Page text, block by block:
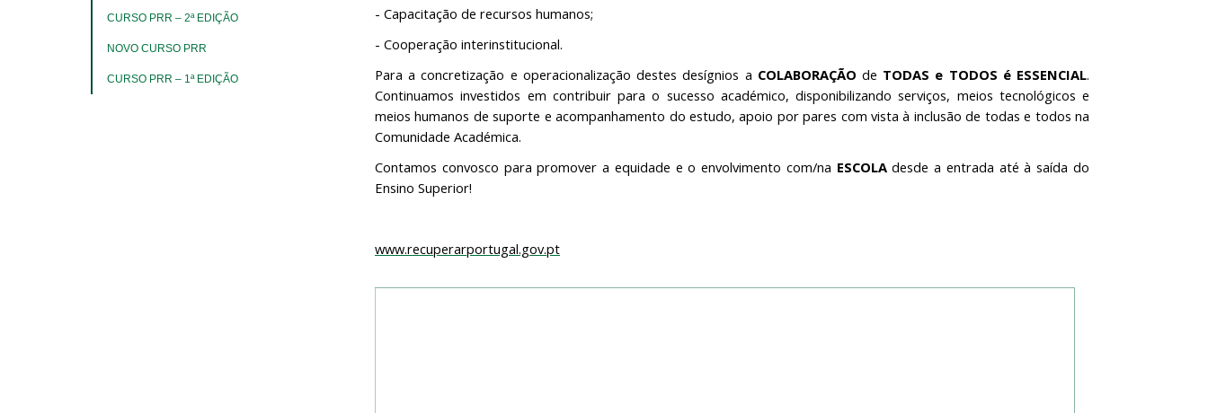
- Capacitação de recursos humanos;
- Cooperação interinstitucional.
Para a concretização e operacionalização destes desígnios a COLABORAÇÃO de TODAS e TODOS é ESSENCIAL.
Continuamos investidos em contribuir para o sucesso académico, disponibilizando serviços, meios tecnológicos e
meios humanos de suporte e acompanhamento do estudo, apoio por pares com vista à inclusão de todas e todos na
Comunidade Académica.
Contamos convosco para promover a equidade e o envolvimento com/na ESCOLAdesde a entrada até à saída do
Ensino Superior!
www.recuperarportugal.gov.pt
CURSO PRR – 2ª EDIÇÃO
NOVO CURSO PRR
CURSO PRR – 1ª EDIÇÃO